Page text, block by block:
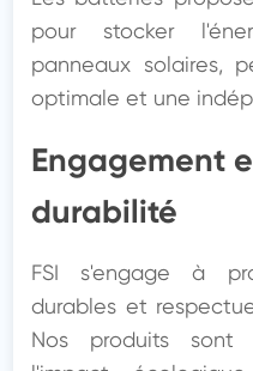
pour stocker
panneaux solaires,
optimale et une
Engagement
durabilité
FSI s'engage à
durables et
Nos produits sont